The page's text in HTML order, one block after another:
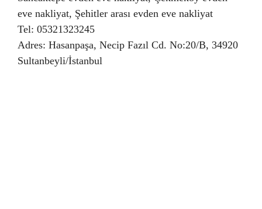
eve nakliyat, Şehitler arası evden eve nakliyat
Tel: 05321323245
Adres: Hasanpaşa, Necip Fazıl Cd. No:20/B, 34920
Sultanbeyli/İstanbul